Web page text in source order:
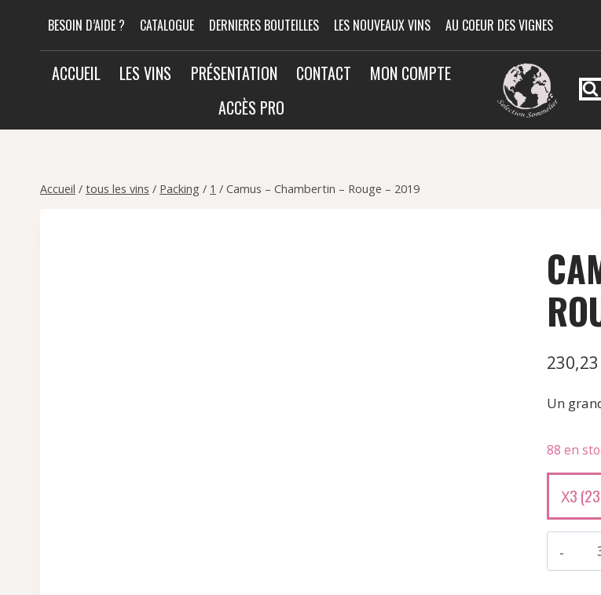
contenu
BESOIN D’AIDE ? CATALOGUE DERNIERES BOUTEILLES LES NOUVEAUX VINS AU COEUR DES VIGNES
ACCUEIL LES VINS PRÉSENTATION CONTACT
MON COMPTE
ACCÈS PRO
Accueil / tous les vins / Packing / 1 / Camus – Chambertin – Rouge – 2019
230,23
Un
88 en
X3 (